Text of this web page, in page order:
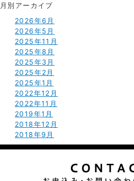
月別アーカイブ
2026年6月
2026年5月
2025年11月
2025年8月
2025年3月
2025年2月
2025年1月
2022年12月
2022年11月
2019年1月
2018年12月
2018年9月